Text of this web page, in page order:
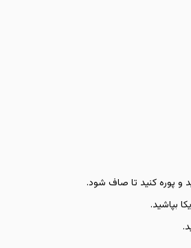
و پوره کنید تا صاف شود.
بپاشید.